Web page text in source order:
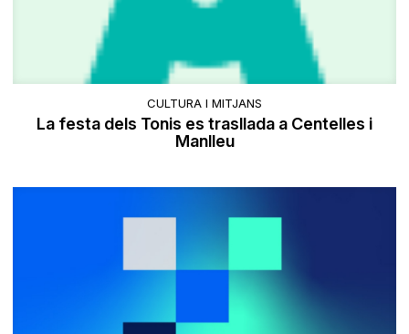
CULTURA I MITJANS
La festa dels Tonis es trasllada a Centelles i
Manlleu